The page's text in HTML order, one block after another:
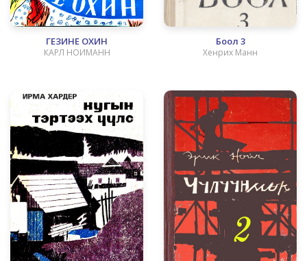
ГЕЗИНЕ ОХИН
КАРЛ НОИМАНН
Боол 3
Хенрих Манн